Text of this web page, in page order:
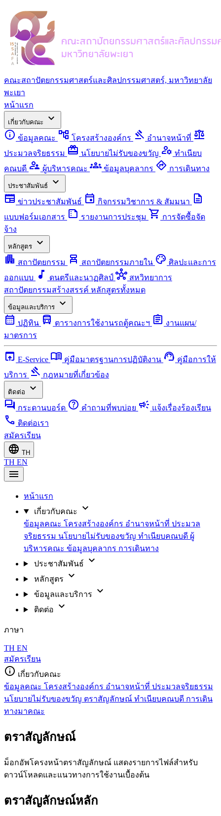
คณะสถาปัตยกรรมศาสตร์และศิลปกรรมศาสตร์, มหาวิทยาลัย
พะเยา
หน้าแรก
เกี่ยวกับคณะ
expand_more
info ข้อมูลคณะ account_tree โครงสร้างองค์กร gavel อำนาจหน้าที่ balance
ประมวลจริยธรรม redeem นโยบายไม่รับของขวัญ manage_accounts ทำเนียบ
คณบดี supervisor_account ผู้บริหารคณะ groups ข้อมูลบุคลากร directions การเดินทาง
ประชาสัมพันธ์
expand_more
newspaper ข่าวประชาสัมพันธ์ event กิจกรรมวิชาการ & สัมมนา description
แบบฟอร์มเอกสาร summarize รายงานการประชุม shopping_cart การจัดซื้อจัด
จ้าง
หลักสูตร
expand_more
apartment สถาปัตยกรรม chair_alt สถาปัตยกรรมภายใน palette ศิลปะและการ
ออกแบบ
music_note ดนตรีและนาฏศิลป์ hub สหวิทยาการ
สถาปัตยกรรมสร้างสรรค์ หลักสูตรทั้งหมด
ข้อมูลและบริการ
expand_more
calendar_month ปฏิทิน directions_bus ตารางการใช้งานรถตู้คณะฯ assignment งานแผน/
มาตรการ
open_in_browser E-Service menu_book คู่มือมาตรฐานการปฏิบัติงาน support_agent คู่มือการให้
บริการ gavel กฎหมายที่เกี่ยวข้อง
ติดต่อ
expand_more
forum กระดานบอร์ด help คำถามที่พบบ่อย campaign แจ้งเรื่องร้องเรียน
call ติดต่อเรา
สมัครเรียน
language TH
TH EN
menu
หน้าแรก
เกี่ยวกับคณะ
expand_more
ข้อมูลคณะ โครงสร้างองค์กร อำนาจหน้าที่ ประมวล
จริยธรรม นโยบายไม่รับของขวัญ ทำเนียบคณบดี ผู้
บริหารคณะ ข้อมูลบุคลากร การเดินทาง
ประชาสัมพันธ์
expand_more
หลักสูตร expand_more
ข้อมูลและบริการ expand_more
ติดต่อ expand_more
ภาษา
TH EN
สมัครเรียน
info เกี่ยวกับคณะ
ข้อมูลคณะ โครงสร้างองค์กร อำนาจหน้าที่ ประมวลจริยธรรม
นโยบายไม่รับของขวัญ ตราสัญลักษณ์ ทำเนียบคณบดี การเดิน
ทางมาคณะ
ตราสัญลักษณ์
ม็อกอัพโครงหน้าตราสัญลักษณ์ แสดงรายการไฟล์สำหรับ
ดาวน์โหลดและแนวทางการใช้งานเบื้องต้น
ตราสัญลักษณ์หลัก